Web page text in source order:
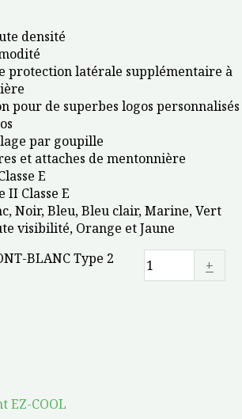
densité
protection latérale supplémentaire à
pour de superbes logos personnalisés
par goupille
et attaches de mentonnière
E
II Classe E
Noir, Bleu, Bleu clair, Marine, Vert
visibilité, Orange et Jaune
BLANC Type 2 +